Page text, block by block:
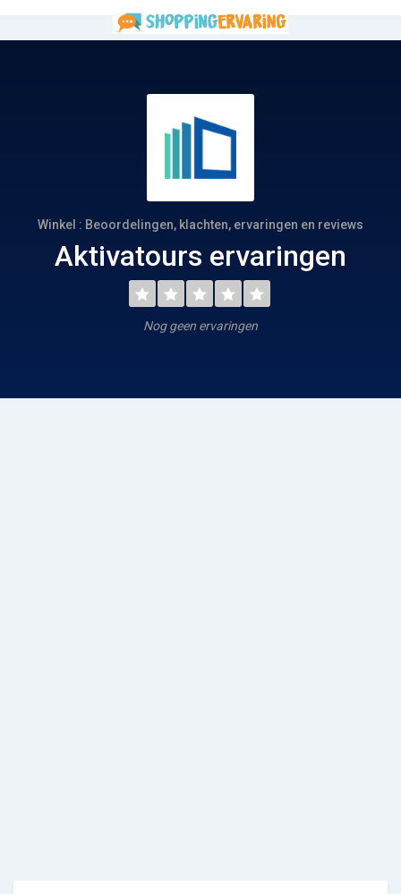
Winkel : Beoordelingen, klachten, ervaringen en reviews
Aktivatours ervaringen
Nog geen ervaringen